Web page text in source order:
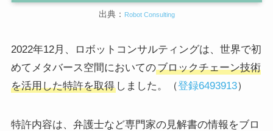
出典： Robot Consulting
2022年12月、ロボットコンサルティングは、世界で初
めてメタバース空間においてのブロックチェーン技術
を活用した特許を取得しました。（登録6493913）
特許内容は、弁護士など専門家の見解書の情報をブロ